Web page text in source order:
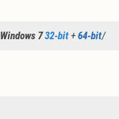
Windows 732-bit+64-bit/